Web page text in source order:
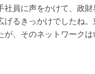
員に声をかけて、政
るきっかけでしたね
、そのネットワーク